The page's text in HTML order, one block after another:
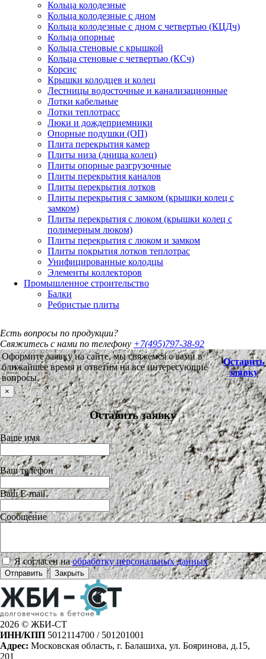
Кольца колодезные
Кольца колодезные с дном
Кольца колодезные с дном с четвертью (КЦДч)
Кольца опорные
Кольца стеновые с крышкой
Кольца стеновые с четвертью (КСч)
Корсис
Крышки колодцев и колец
Лестницы водосточные и канализационные
Лотки кабельные
Лотки теплотрасс
Люки и дождеприемники
Опорные подушки (ОП)
Плита перекрытия камер
Плиты низа (днища колец)
Плиты опорные разгрузочные
Плиты перекрытия каналов
Плиты перекрытия лотков
Плиты перекрытия с замком (крышки колец с
замком)
Плиты перекрытия с люком (крышки колец с
полимерным люком)
Плиты перекрытия с люком и замком
Плиты покрытия лотков теплотрас
Унифицированные колодцы
Элементы коллекторов
Промышленное строительство
Балки
Ребристые плиты
Есть вопросы по продукции?
Свяжитесь с нами по телефону +7(495)797-38-92
Оформите заявку на сайте, мы свяжемся с вами в
ближайшее время и ответим на все интересующие
вопросы.
Оставить
заявку
×
Оставить заявку
Ваше имя
Ваш телефон
Ваш E-mail
Сообщение
Я согласен наобработку персональных данных>
Отправить Закрыть
2026 © ЖБИ-СТ
ИНН/КПП 5012114700 / 501201001
Адрес: Московская область, г. Балашиха, ул. Бояринова, д.15,
201